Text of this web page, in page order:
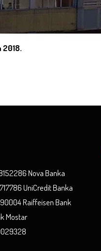
2018.
Nova Banka
UniCredit Banka
Raiffeisen Bank
Mostar